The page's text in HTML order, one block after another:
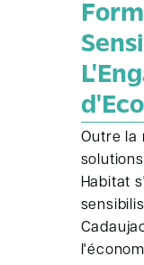
Outre la
Habitat